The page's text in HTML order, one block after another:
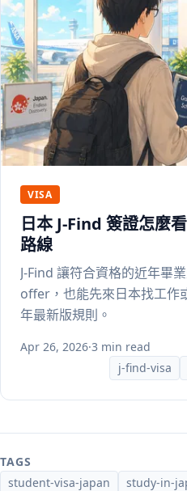
VISA
日本 J-Find 簽證怎麼
路線
J-Find 讓符合資格的近年畢
offer，也能先來日本找工作
年最新版規則。
Apr 26, 2026·3 min read
j-find-visa
TAGS
student-visa-japan
study-in-